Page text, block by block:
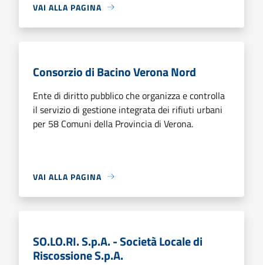
VAI ALLA PAGINA
Consorzio di Bacino Verona Nord
Ente di diritto pubblico che organizza e controlla
il servizio di gestione integrata dei rifiuti urbani
per 58 Comuni della Provincia di Verona.
VAI ALLA PAGINA
SO.LO.RI. S.p.A. - Società Locale di
Riscossione S.p.A.